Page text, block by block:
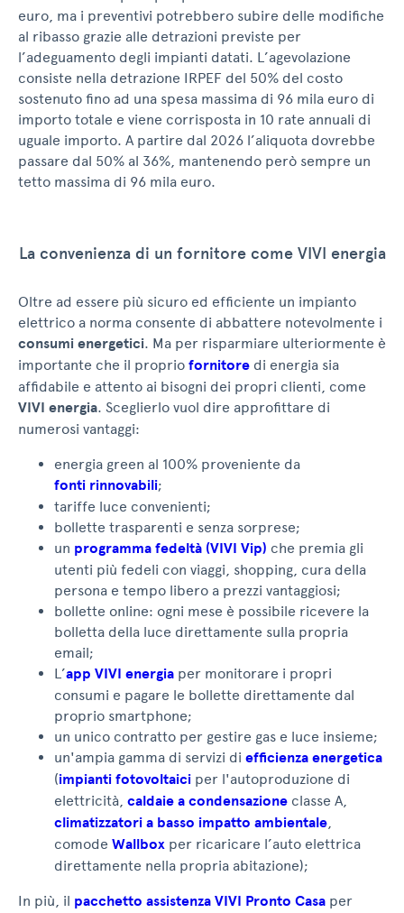
euro, ma i preventivi potrebbero subire delle modifiche
al ribasso grazie alle detrazioni previste per
l’adeguamento degli impianti datati. L’agevolazione
consiste nella detrazione IRPEF del 50% del costo
sostenuto fino ad una spesa massima di 96 mila euro di
importo totale e viene corrisposta in 10 rate annuali di
uguale importo. A partire dal 2026 l’aliquota dovrebbe
passare dal 50% al 36%, mantenendo però sempre un
tetto massima di 96 mila euro.
La convenienza di un fornitore come VIVI energia
Oltre ad essere più sicuro ed efficiente un impianto
elettrico a norma consente di abbattere notevolmente i
consumi energetici. Ma per risparmiare ulteriormente è
importante che il proprio fornitore di energia sia
affidabile e attento ai bisogni dei propri clienti, come
VIVI energia. Sceglierlo vuol dire approfittare di
numerosi vantaggi:
energia green al 100% proveniente da
fonti rinnovabili;
tariffe luce convenienti;
bollette trasparenti e senza sorprese;
un programma fedeltà (VIVI Vip) che premia gli
utenti più fedeli con viaggi, shopping, cura della
persona e tempo libero a prezzi vantaggiosi;
bollette online: ogni mese è possibile ricevere la
bolletta della luce direttamente sulla propria
email;
L’app VIVI energia per monitorare i propri
consumi e pagare le bollette direttamente dal
proprio smartphone;
un unico contratto per gestire gas e luce insieme;
un'ampia gamma di servizi di efficienza energetica
(impianti fotovoltaici per l'autoproduzione di
elettricità, caldaie a condensazione classe A,
climatizzatori a basso impatto ambientale,
comode Wallbox per ricaricare l’auto elettrica
direttamente nella propria abitazione);
In più, il pacchetto assistenza VIVI Pronto Casa per